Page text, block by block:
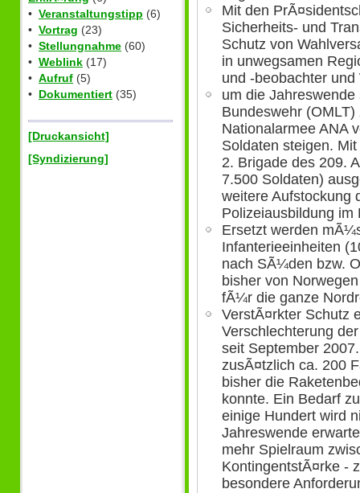
• Veranstaltungstipp (6)
• Vortrag (23)
• Stellungnahme (60)
• Weblink (17)
• Aufruf (5)
• Dokumentiert (35)
[Druckansicht]
[Syndizierung]
Mit den
Sicherheits- und
Schutz von
in unwegsamen
und -beobachter und
um die
Bundeswehr
Nationalarmee ANA
Soldaten steigen.
2. Brigade des 209.
7.500 Soldaten)
weitere Aufstockung
Polizeiausbildung im
Ersetzt werden
Infanterieeinheiten
nach SÃ¼den bzw.
bisher von
fÃ¼r die ganze
VerstÃ¤rkter Schutz
Verschlechterung
seit September
zusÃ¤tzlich ca. 200
bisher die
konnte. Ein Bedarf
einige Hundert wird
Jahreswende
mehr Spielraum
KontingentstÃ¤rke -
besondere